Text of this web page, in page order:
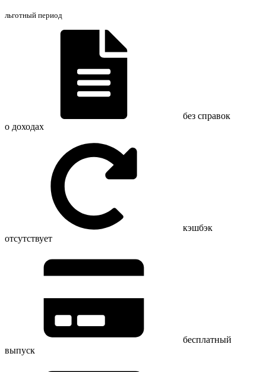
льготный период
без справок
о доходах
кэшбэк
отсутствует
бесплатный
выпуск